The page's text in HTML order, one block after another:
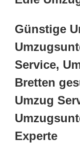
Günstige
Service,
Bretten
Umzug
Experte